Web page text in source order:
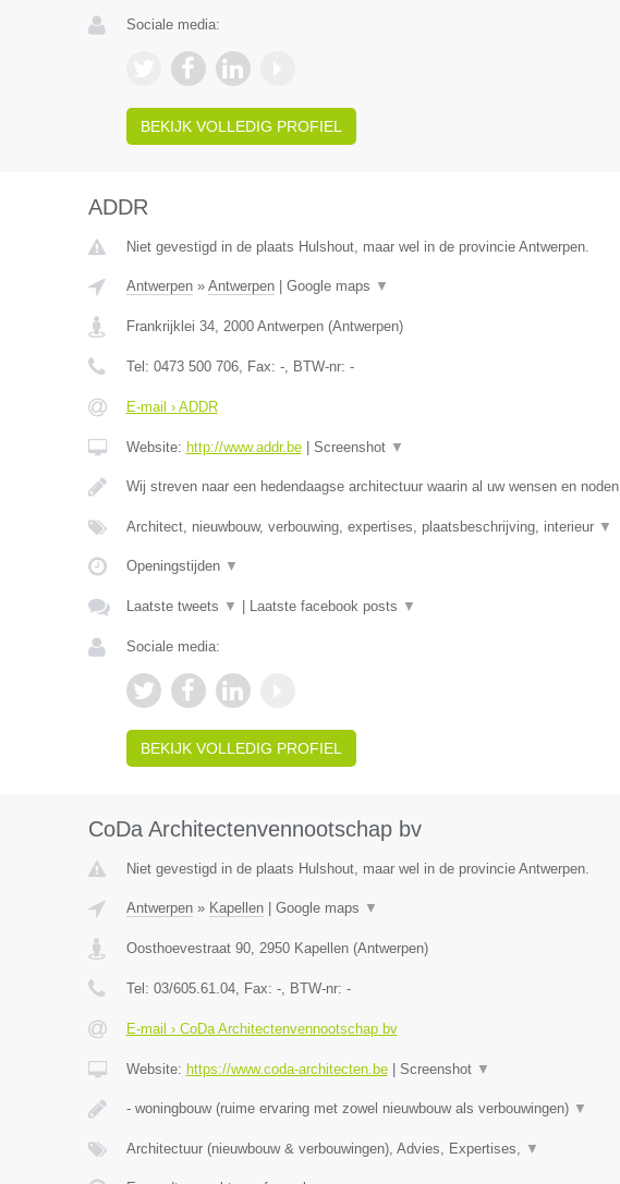
Sociale media:
BEKIJK VOLLEDIG PROFIEL
ADDR
Niet gevestigd in de plaats Hulshout, maar wel in de provincie Antwerpen.
Antwerpen» Antwerpen| Google maps ▼
Frankrijklei 34, 2000 Antwerpen(Antwerpen)
Tel: 0473 500 706, Fax: -, BTW-nr: -
E-mail › ADDR
Website: http://www.addr.be| Screenshot ▼
Wij streven naar een hedendaagse architectuur waarin al uw wensen en noden
Architect, nieuwbouw, verbouwing, expertises, plaatsbeschrijving, interieur ▼
Openingstijden ▼
Laatste tweets ▼ Laatste facebook posts ▼
Sociale media:
BEKIJK VOLLEDIG PROFIEL
CoDa Architectenvennootschap bv
Niet gevestigd in de plaats Hulshout, maar wel in de provincie Antwerpen.
Antwerpen» Kapellen| Google maps ▼
Oosthoevestraat 90, 2950 Kapellen(Antwerpen)
Tel: 03/605.61.04, Fax: -, BTW-nr: -
E-mail › CoDa Architectenvennootschap bv
Website: https://www.coda-architecten.be| Screenshot ▼
- woningbouw (ruime ervaring met zowel nieuwbouw als verbouwingen) ▼
Architectuur (nieuwbouw & verbouwingen), Advies, Expertises, ▼